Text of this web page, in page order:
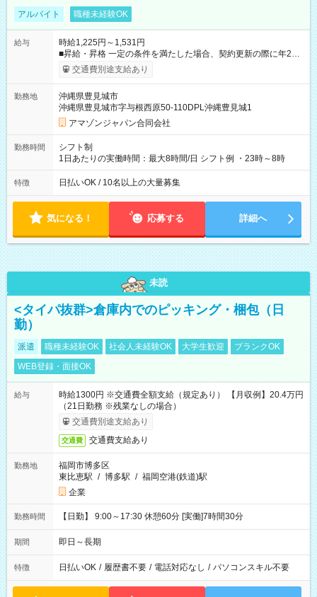
アルバイト 職種未経験OK
給与
時給1,225円～1,531円
■昇給・昇格 一定の条件を満たした場合、契約更新の際に年2回
まで昇給の機会があります。 ■正社員登用制度あり ※月末締/翌
月25日支払い ※時間外手当、別途支給 ※深夜割増賃金 (22:00～
☆Amazon直雇用で安定して働けます！ 【試用期間】試用期間
あり 試用期間の長さ：1週間 雇用形態、給与は本採用時と同じ
です。
交通費別途支給あり
勤務地
沖縄県豊見城市
沖縄県豊見城市字与根西原50-110DPL沖縄豊見城1
アマゾンジャパン合同会社
勤務時間
シフト制
1日あたりの実働時間：最大8時間/日 シフト例 ・23時～8時
特徴 日払いOK / 10名以上の大量募集
気になる！ 応募する 詳細へ
未読
<タイパ抜群>倉庫内でのピッキング・梱包（日
勤）
派遣 職種未経験OK 社会人未経験OK 大学生歓迎
ブランクOK
WEB登録・面接OK
給与
時給1300円 ※交通費全額支給（規定あり） 【月収例】20.4万円
（21日勤務 ※残業なしの場合）
交通費別途支給あり
交通費 交通費支給あり
勤務地
福岡市博多区
東比恵駅 / 博多駅 / 福岡空港(鉄道)駅
企業
勤務時間 【日勤】 9:00～17:30 休憩60分 [実働]7時間30分
期間 即日～長期
特徴 日払いOK / 履歴書不要 / 電話対応なし / パソコンスキル不要